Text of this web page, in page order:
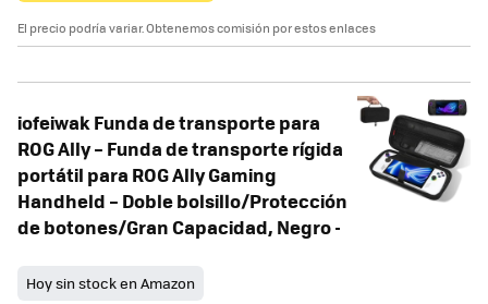
El precio podría variar. Obtenemos comisión por estos enlaces
iofeiwak Funda de transporte para
ROG Ally – Funda de transporte rígida
portátil para ROG Ally Gaming
Handheld – Doble bolsillo/Protección
de botones/Gran Capacidad, Negro -
Hoy sin stock en Amazon